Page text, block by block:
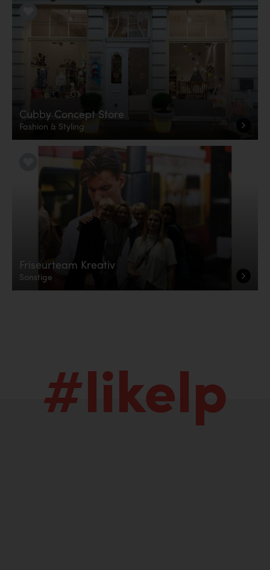
Cubby Concept Store
Fashion & Styling
LiKE it!
Friseurteam Kreativ
Sonstige
#likelp